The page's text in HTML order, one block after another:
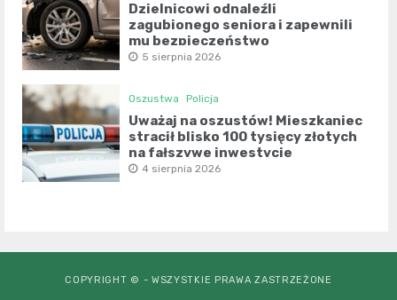
Dzielnicowi odnaleźli
zagubionego seniora i zapewnili
mu bezpieczeństwo
5 sierpnia 2026
Oszustwa Policja
Uważaj na oszustów! Mieszkaniec
stracił blisko 100 tysięcy złotych
na fałszywe inwestycje
4 sierpnia 2026
COPYRIGHT © - WSZYSTKIE PRAWA ZASTRZEŻONE